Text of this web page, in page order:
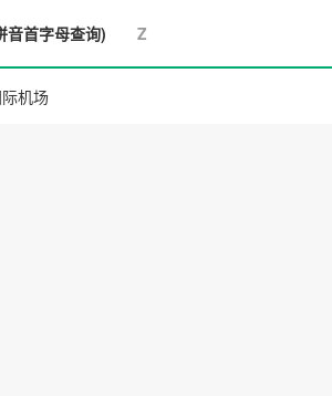
音首字母查询) Z
机场